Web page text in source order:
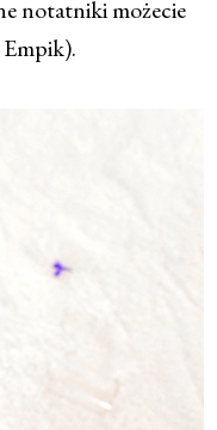
notatniki możecie